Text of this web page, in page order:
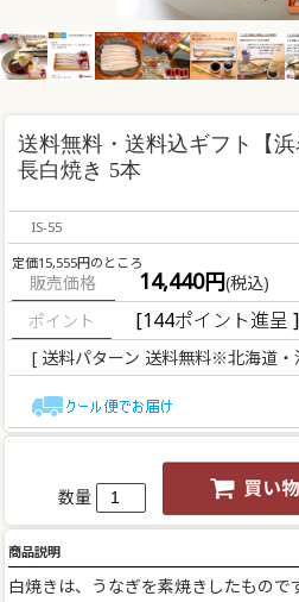
送料無料・送料込ギフト
【
長白焼き 5本
IS-55
定価15,555円のところ
販売価格 14,440円(税込)
[144ポイント進呈 ]
[ 送料パターン 送料無料※北海道
数量
商品説明
白焼きは、うなぎを素焼きしたもの